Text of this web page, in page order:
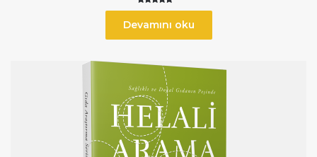
5 üzerinden
oy aldı
Devamını oku